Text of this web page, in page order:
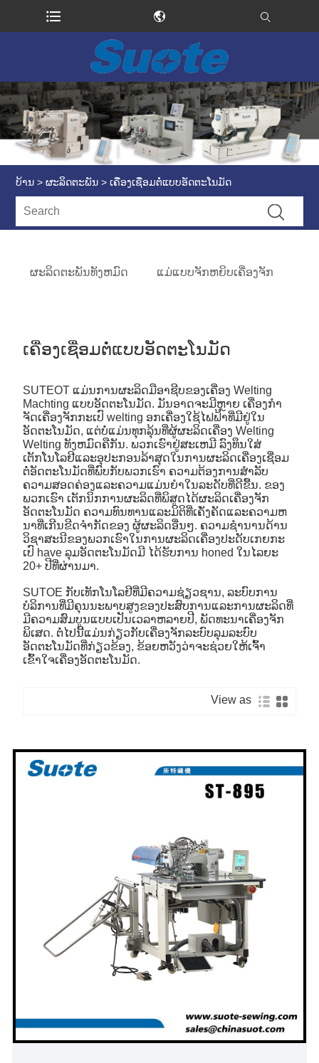
ບ້ານ > ຜະລິດຕະພັນ > ເຄື່ອງເຊື່ອມຕໍ່ແບບອັດຕະໂນມັດ
ຜະລິດຕະພັນທັງຫມົດ ແມ່ແບບຈັກຫຍິບເຄື່ອງຈັກ
ເຄື່ອງເຊື່ອມຕໍ່ແບບອັດຕະໂນມັດ
SUTEOT ແມ່ນການຜະລິດມືອາຊີບຂອງເຄື່ອງ Welting
Machting ແບບອັດຕະໂນມັດ. ມັນອາດຈະມີຫຼາຍ ເຄື່ອງກໍາ
ຈັດເຄື່ອງຈັກກະເປົ welting ອກເຄື່ອງໃຊ້ໄຟຟ້າທີ່ມີຢູ່ໃນ
ອັດຕະໂນມັດ, ແຕ່ບໍ່ແມ່ນທຸກລຸ້ນທີ່ຜູ້ຜະລິດເຄື່ອງ Welting
Welting ທັງຫມົດຄືກັນ. ພວກເຮົາຢູ່ສະເຫມີ ລົງທຶນໃສ່
ເຕັກໂນໂລຢີແລະອຸປະກອນລ້າສຸດໃນການຜະລິດເຄື່ອງເຊື່ອມ
ຕໍ່ອັດຕະໂນມັດທີ່ພົບກັບພວກເຮົາ ຄວາມຕ້ອງການສໍາລັບ
ຄວາມສອດຄ່ອງແລະຄວາມແມ່ນຍໍາໃນລະດັບທີ່ດີຂື້ນ. ຂອງ
ພວກເຮົາ ເຕັກນິກການຜະລິດທີ່ພິສູດໄດ້ຜະລິດເຄື່ອງຈັກ
ອັດຕະໂນມັດ ຄວາມທົນທານແລະມິຕິທີ່ເຄັ່ງຄັດແລະຄວາມຫ
ນາທີ່ເກີນຂີດຈໍາກັດຂອງ ຜູ້ຜະລິດອື່ນໆ. ຄວາມຊໍານານດ້ານ
ວິຊາສະນີຂອງພວກເຮົາໃນການຜະລິດເຄື່ອງປະດັບເກຍກະ
ເປົ have ລຸມອັດຕະໂນມັດມີ ໄດ້ຮັບການ honed ໃນໄລຍະ
20+ ປີທີ່ຜ່ານມາ.
SUTOE ກັບເທັກໂນໂລຢີທີ່ມີຄວາມຊ່ຽວຊານ, ລະບົບການ
ບໍລິການທີ່ມີຄຸນນະພາບສູງຂອງປະສົບການແລະການຜະລິດທີ່
ມີຄວາມສົມບູນແບບເປັນເວລາຫລາຍປີ, ພັດທະນາເຄື່ອງຈັກ
ພິເສດ. ຕໍ່ໄປນີ້ແມ່ນກ່ຽວກັບເຄື່ອງຈັກລະບົບລຸມລະບົບ
ອັດຕະໂນມັດທີ່ກ່ຽວຂ້ອງ, ຂ້ອຍຫວັງວ່າຈະຊ່ວຍໃຫ້ເຈົ້າ
ເຂົ້າໃຈເຄື່ອງອັດຕະໂນມັດ.
View as